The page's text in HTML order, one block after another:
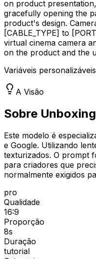
on product
gracefully opening the
product's design.
[CABLE_TYPE] to
virtual cinema camera
on the product and the
Variáveis
A Visão
Sobre
Este modelo é
e Google. Utilizando
texturizados. O prompt
para criadores que
normalmente exigidos
pro
Qualidade
16:9
Proporção
8s
Duração
tutorial